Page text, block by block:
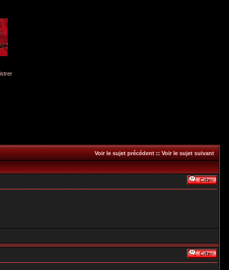
Voir le sujet précédent::Voir le sujet suivant